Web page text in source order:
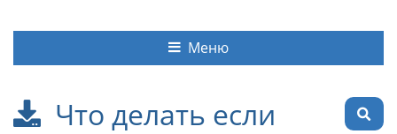
Что делать если
Меню